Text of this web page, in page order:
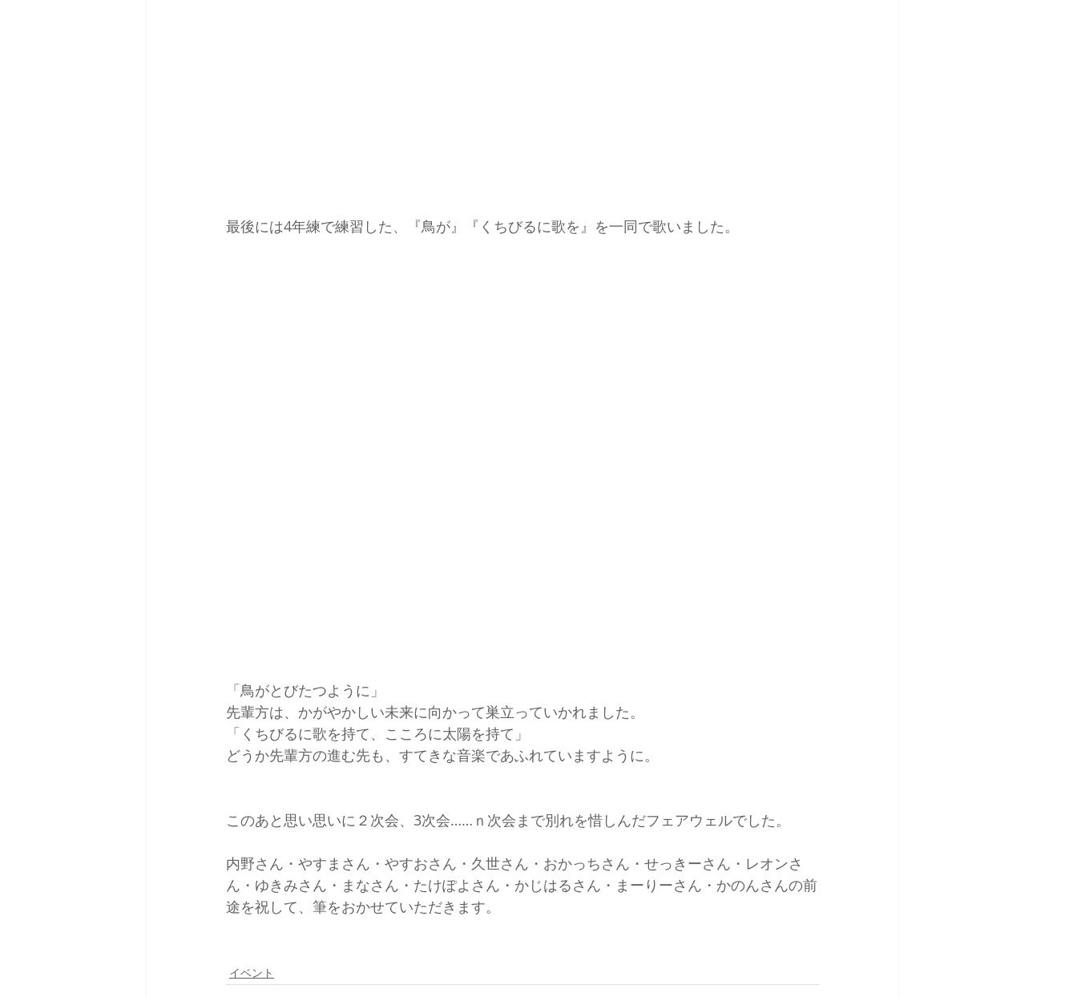
最後には4年練で練習した、『鳥が』『くちびるに歌を』を一同で歌いました。
「鳥がとびたつように」
先輩方は、かがやかしい未来に向かって巣立っていかれました。
「くちびるに歌を持て、こころに太陽を持て」
どうか先輩方の進む先も、すてきな音楽であふれていますように。
このあと思い思いに２次会、3次会……ｎ次会まで別れを惜しんだフェアウェルでした。
内野さん・やすまさん・やすおさん・久世さん・おかっちさん・せっきーさん・レオンさ
ん・ゆきみさん・まなさん・たけぽよさん・かじはるさん・まーりーさん・かのんさんの前
途を祝して、筆をおかせていただきます。
イベント